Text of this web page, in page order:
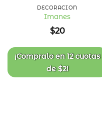
de
deseos
DECORACIÓN
Imanes
$20
¡Compralo en12 cuotas
de$2!